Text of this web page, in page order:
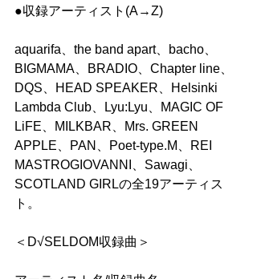
●収録アーティスト(A→Z)
aquarifa、the band apart、bacho、
BIGMAMA、BRADIO、Chapter line、
DQS、HEAD SPEAKER、Helsinki
Lambda Club、Lyu:Lyu、MAGIC OF
LiFE、MILKBAR、Mrs. GREEN
APPLE、PAN、Poet-type.M、REI
MASTROGIOVANNI、Sawagi、
SCOTLAND GIRLの全19アーティス
ト。
＜D√SELDOM収録曲＞